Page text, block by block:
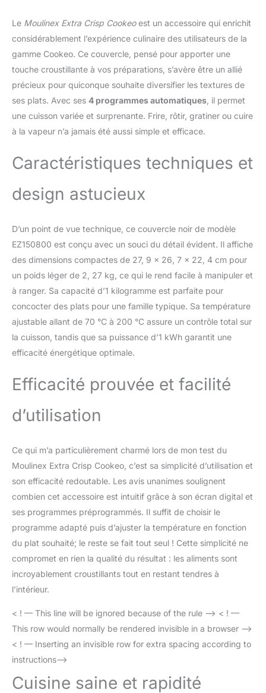
de plats faits maison
grâce à ses 10 modes de
cuisson (cuisson sous
vapeur,mijoter,
sauter/dorer, slow
cooking, yaourt, sous-
vide, levée de pâte (pain,
maintien au chaud), et
Cookeo en air fryer grâce
à l'accessoire EXTRA
modes de cuisson (air
four) Friteuse sans huile
D’INSPIRATION : accédez
à des milliers de recettes
directement depuis
l'écran de votre Cookeo.
en fonction de vos
goûts, du temps et des
ingrédients que vous
avez, et envoyez-les sur
l'application MyMoulinex
connectée en Wi-Fi DES
à pas sur l'écran couleur
de votre Cookeo pour
saines et savoureuses,
avec des résultats
parfaits à chaque fois
RÉPARABILITÉ 15ANS AU
JUSTE PRIX:
réparabilité 15ans au
juste prix grâce à notre
monde, pour contribuer
à la protection de
réduction des déchets
Le Moulinex Extra Crisp Cookeoest un accessoire qui enrichit
considérablement l’expérience culinaire des utilisateurs de la
gamme Cookeo. Ce couvercle, pensé pour apporter une
touche croustillante à vos préparations, s’avère être un allié
précieux pour quiconque souhaite diversifier les textures de
ses plats. Avec ses 4 programmes automatiques , il permet
une cuisson variée et surprenante. Frire, rôtir, gratiner ou cuire
à la vapeur n’a jamais été aussi simple et efficace.
Caractéristiques techniques et
design astucieux
D’un point de vue technique, ce couvercle noir de modèle
EZ150800 est conçu avec un souci du détail évident. Il affiche
des dimensions compactes de 27, 9 x 26, 7 x 22, 4 cm pour
un poids léger de 2, 27 kg, ce qui le rend facile à manipuler et
à ranger. Sa capacité d’1 kilogramme est parfaite pour
concocter des plats pour une famille typique. Sa température
ajustable allant de 70 °C à 200 °C assure un contrôle total sur
la cuisson, tandis que sa puissance d’1 kWh garantit une
efficacité énergétique optimale.
Efficacité prouvée et facilité
d’utilisation
Ce qui m’a particulièrement charmé lors de mon test du
Moulinex Extra Crisp Cookeo, c’est sa simplicité d’utilisation et
son efficacité redoutable. Les avis unanimes soulignent
combien cet accessoire est intuitif grâce à son écran digital et
ses programmes préprogrammés. Il suffit de choisir le
programme adapté puis d’ajuster la température en fonction
du plat souhaité; le reste se fait tout seul ! Cette simplicité ne
compromet en rien la qualité du résultat : les aliments sont
incroyablement croustillants tout en restant tendres à
l’intérieur.
< ! — This line will be ignored because of the rule –> < ! —
This row would normally be rendered invisible in a browser –>
< ! — Inserting an invisible row for extra spacing according to
instructions–>
Cuisine saine et rapidité